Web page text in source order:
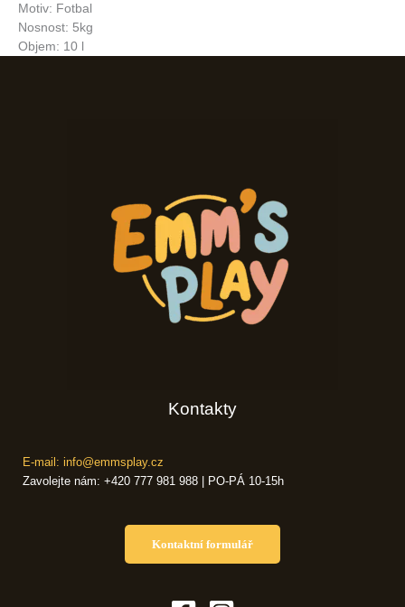
Motiv: Fotbal
Nosnost: 5kg
Objem: 10 l
Kontakty
E-mail: info@emmsplay.cz
Zavolejte nám: +420 777 981 988 | PO-PÁ 10-15h
Kontaktní formulář